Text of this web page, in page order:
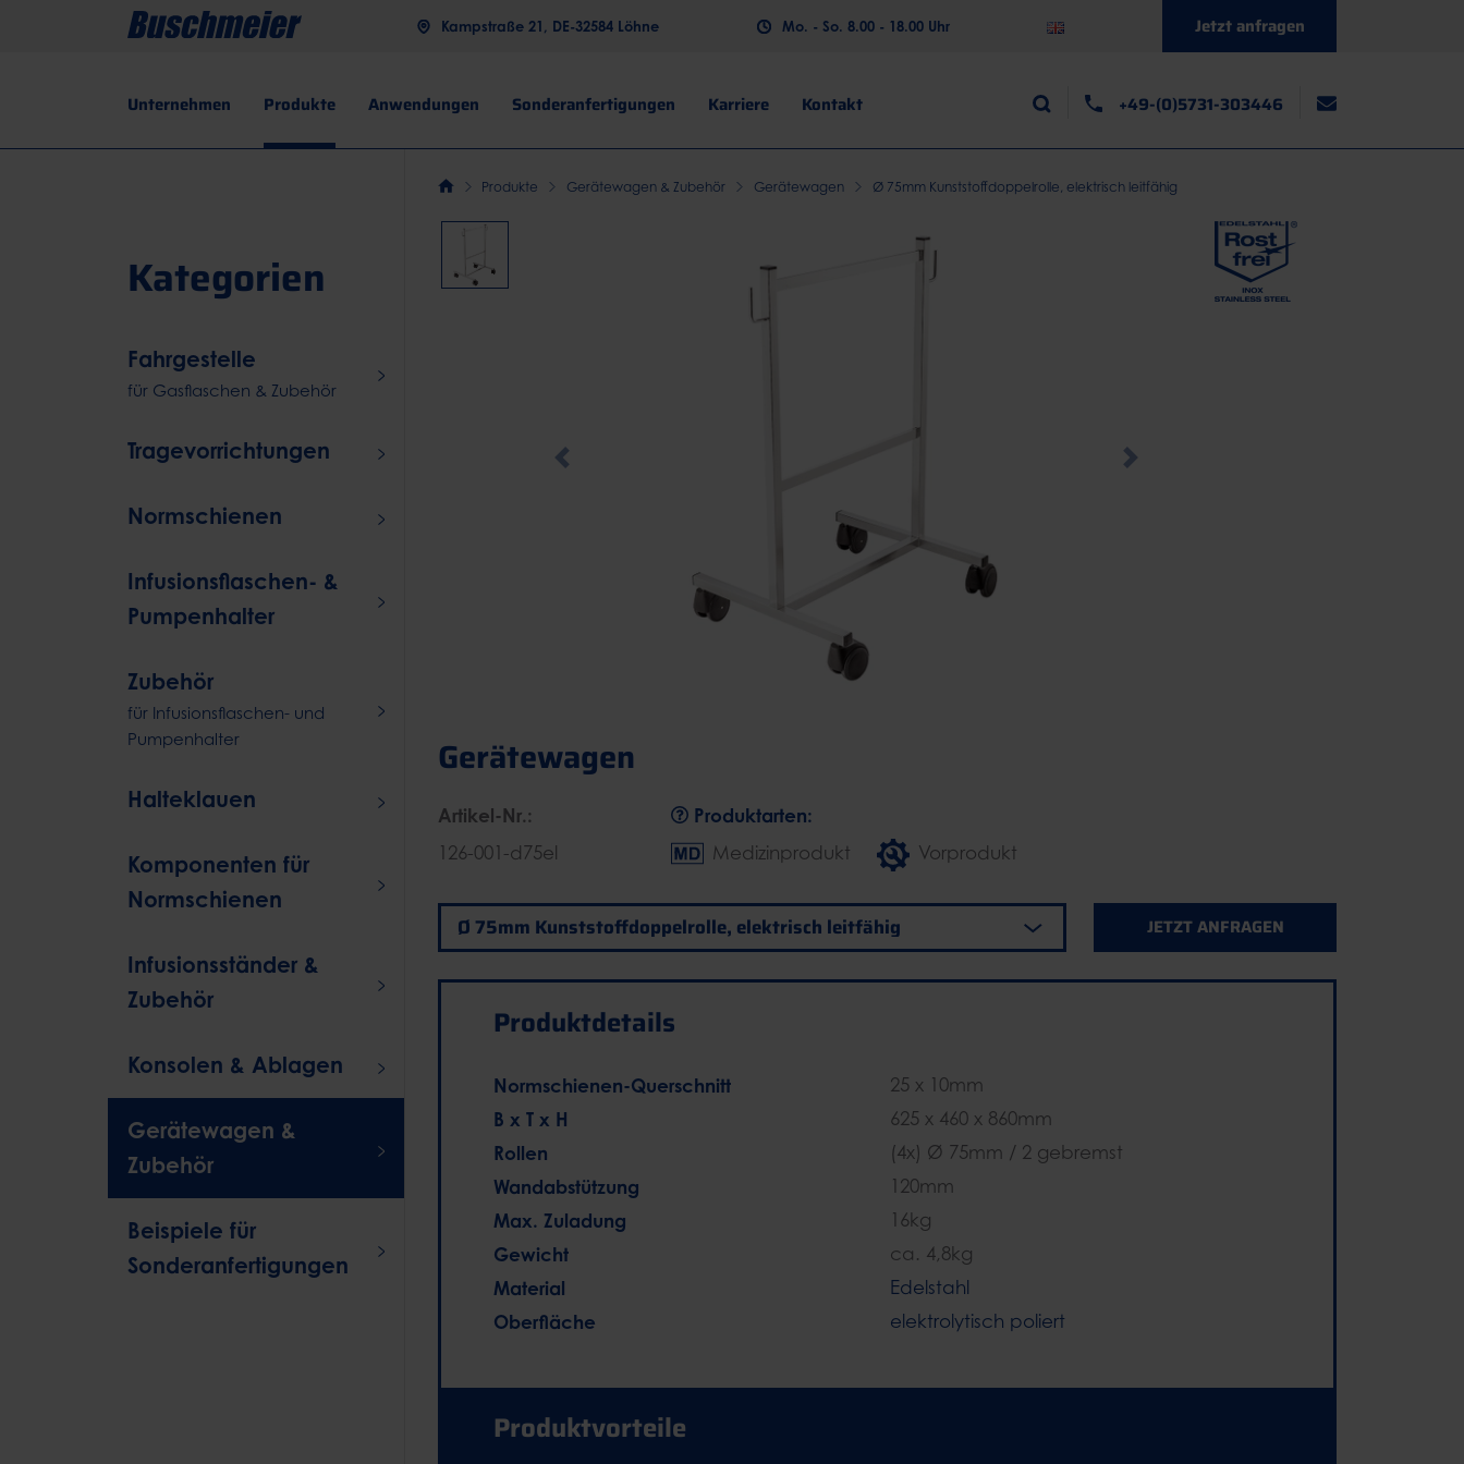
Kampstraße 21, DE-32584 Löhne Mo. - So. 8.00 - 18.00 Uhr Jetzt anfragen
Unternehmen Produkte Anwendungen Sonderanfertigungen Karriere Kontakt +49-(0)5731-303446
Kategorien
Fahrgestelle
für Gasflaschen & Zubehör
Tragevorrichtungen
Normschienen
Infusionsflaschen- &
Pumpenhalter
Zubehör
für Infusionsflaschen- und
Pumpenhalter
Halteklauen
Komponenten für
Normschienen
Infusionsständer &
Zubehör
Konsolen & Ablagen
Gerätewagen &
Zubehör
Beispiele für
Sonderanfertigungen
Produkte Gerätewagen & Zubehör Gerätewagen Ø 75mm Kunststoffdoppelrolle, elektrisch leitfähig
Previous Next
Gerätewagen
Artikel-Nr.:
126-001-d75el
Produktarten:
Medizinprodukt Vorprodukt
JETZT ANFRAGEN
Produktdetails
Normschienen-Querschnitt 25 x 10mm
B x T x H 625 x 460 x 860mm
Rollen (4x) Ø 75mm / 2 gebremst
Wandabstützung 120mm
Max. Zuladung 16kg
Gewicht ca. 4,8kg
Material Edelstahl
Oberfläche elektrolytisch poliert
Produktvorteile